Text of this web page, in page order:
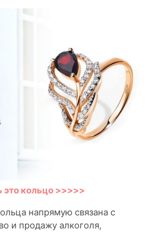
это кольцо >>>>>
напрямую связана с
и продажу алкоголя,